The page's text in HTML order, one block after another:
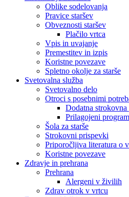
Oblike sodelovanja
Pravice staršev
Obveznosti staršev
Plačilo vrtca
Vpis in uvajanje
Premestitev in izpis
Koristne povezave
Spletno okolje za starše
Svetovalna služba
Svetovalno delo
Otroci s posebnimi
Dodatna strokovna
Prilagojeni program
Šola za starše
Strokovni prispevki
Priporočljiva literatura o
Koristne povezave
Zdravje in prehrana
Prehrana
Alergeni v živilih
Zdrav otrok v vrtcu